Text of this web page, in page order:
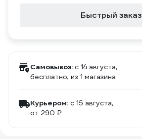
Быстрый заказ
Самовывоз: c 14 августа,
бесплатно, из 1 магазина
Курьером: c 15 августа,
от 290 ₽